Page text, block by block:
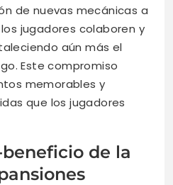
de nuevas mecánicas a
jugadores colaboren y
aún más el
Este compromiso
memorables y
que los jugadores
de la